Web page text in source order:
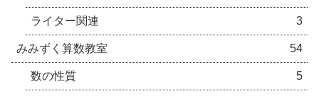
ライター関連 3
みみずく算数教室 54
数の性質 5